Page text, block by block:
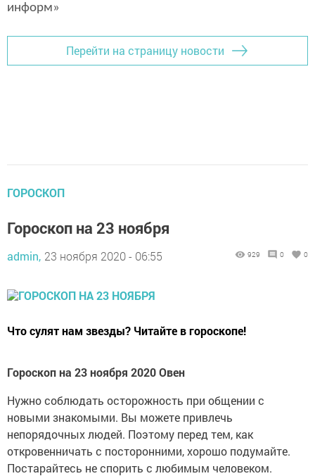
информ»
Перейти на страницу новости
ГОРОСКОП
Гороскоп на 23 ноября
admin, 23 ноября 2020 - 06:55 929 0 0
Что сулят нам звезды? Читайте в гороскопе!
Гороскоп на 23 ноября 2020 Овен
Нужно соблюдать осторожность при общении с
новыми знакомыми. Вы можете привлечь
непорядочных людей. Поэтому перед тем, как
откровенничать с посторонними, хорошо подумайте.
Постарайтесь не спорить с любимым человеком.